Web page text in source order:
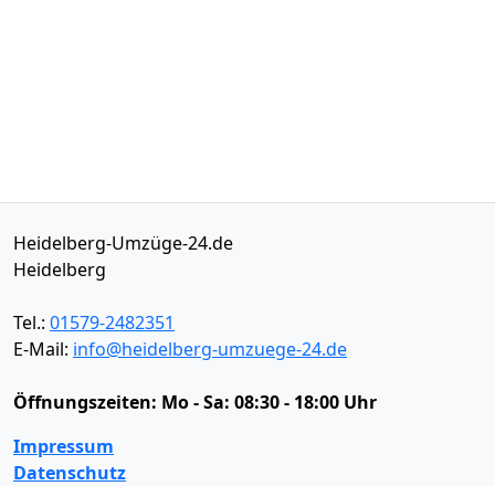
Heidelberg-Umzüge-24.de
Heidelberg
Tel.: 01579-2482351
E-Mail: info@heidelberg-umzuege-24.de
Öffnungszeiten: Mo - Sa: 08:30 - 18:00 Uhr
Impressum
Datenschutz